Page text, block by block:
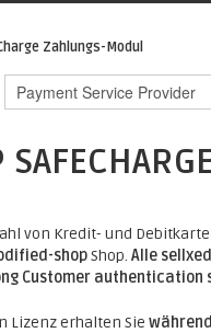
Zahlungs-Modul
von Kredit- und
shopShop. Alle
Customer authentication
Lizenz erhalten Sie